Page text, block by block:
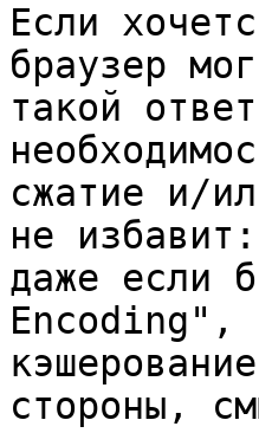
Если
браузер
такой
сжатие и/
не избавит:
даже если
Encoding",
стороны,